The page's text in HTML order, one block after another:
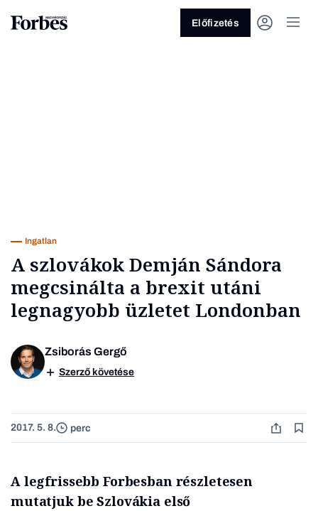
Előfizetés
Ingatlan
A szlovákok Demján Sándora
megcsinálta a brexit utáni
legnagyobb üzletet Londonban
Zsiborás Gergő
Szerző követése
2017. 5. 8. perc
A legfrissebb Forbesban részletesen
mutatjuk be Szlovákia első